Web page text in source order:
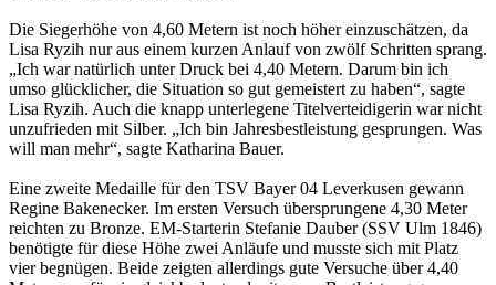
Die Siegerhöhe von 4,60 Metern ist noch höher einzuschätzen, da
Lisa Ryzih nur aus einem kurzen Anlauf von zwölf Schritten sprang.
„Ich war natürlich unter Druck bei 4,40 Metern. Darum bin ich
umso glücklicher, die Situation so gut gemeistert zu haben“, sagte
Lisa Ryzih. Auch die knapp unterlegene Titelverteidigerin war nicht
unzufrieden mit Silber. „Ich bin Jahresbestleistung gesprungen. Was
will man mehr“, sagte Katharina Bauer.
Eine zweite Medaille für den TSV Bayer 04 Leverkusen gewann
Regine Bakenecker. Im ersten Versuch übersprungene 4,30 Meter
reichten zu Bronze. EM-Starterin Stefanie Dauber (SSV Ulm 1846)
benötigte für diese Höhe zwei Anläufe und musste sich mit Platz
vier begnügen. Beide zeigten allerdings gute Versuche über 4,40